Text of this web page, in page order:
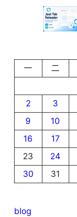
一
二
2
3
9
10
16
17
23
24
30
31
blog